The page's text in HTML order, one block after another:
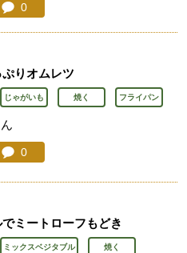
入り登録：
録
コメント：
0
りオムレツ
じゃがいも 焼く フライパン
入り登録：
録
コメント：
0
ミートローフもどき
ミックスベジタブル 焼く